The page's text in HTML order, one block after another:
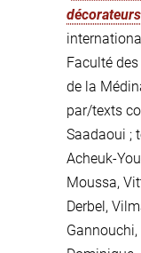
Faculté
de la
par/texts
Saadaoui ;
Acheuk-
Moussa,
Derbel,